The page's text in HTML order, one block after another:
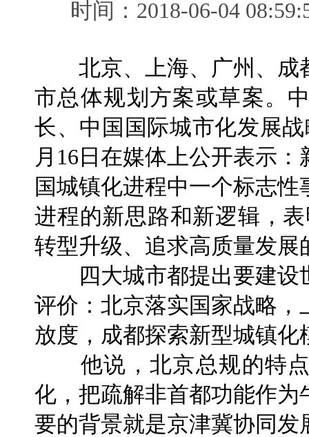
时间：2018-06-04
北京、上海、广州、成
市总体规划方案或草案。
长、中国国际城市化发展
月16日在媒体上公开表示
国城镇化进程中一个标志
进程的新思路和新逻辑，
转型升级、追求高质量发展
四大城市都提出要建设
评价：北京落实国家战略
放度，成都探索新型城镇化
他说，北京总规的特点
化，把疏解非首都功能作
要的背景就是京津冀协同